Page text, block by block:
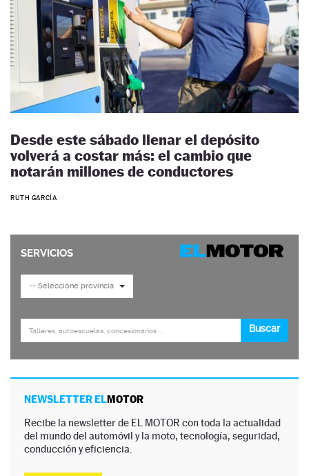
Desde este sábado llenar el depósito
volverá a costar más: el cambio que
notarán millones de conductores
RUTH GARCÍA
NEWSLETTER ELMOTOR
Recibe la newsletter de EL MOTOR con toda la actualidad
del mundo del automóvil y la moto, tecnología, seguridad,
conducción y eficiencia.